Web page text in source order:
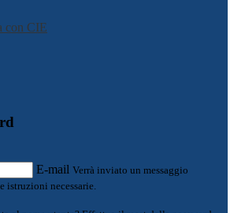
con CIE
E-mail Verrà inviato un messaggio
istruzioni necessarie.